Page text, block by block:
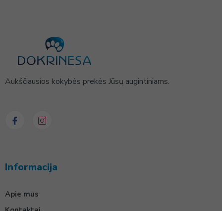
Aukščiausios kokybės prekės Jūsų augintiniams.
Informacija
Apie mus